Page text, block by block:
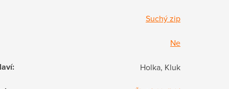
Suchý zip
Ne
: Holka, Kluk